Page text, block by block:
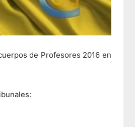
de Profesores 2016 en